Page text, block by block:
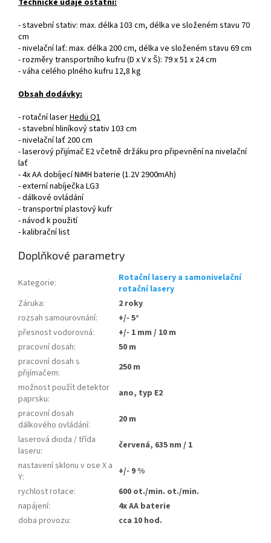
Technické údaje ostatní:
- stavební stativ: max. délka 103 cm, délka ve složeném stavu 70
cm
- nivelační lať: max. délka 200 cm, délka ve složeném stavu 69 cm
- rozměry transportního kufru (D x V x Š): 79 x 51 x 24 cm
- váha celého plného kufru 12,8 kg
Obsah dodávky:
- rotační laserHedü Q1
- stavební hliníkový stativ 103 cm
- nivelační lať 200 cm
- laserový přijímač E2 včetně držáku pro připevnění na nivelační
lať
- 4x AA dobíjecí NiMH baterie (1.2V 2900mAh)
- externí nabíječka LG3
- dálkové ovládání
- transportní plastový kufr
- návod k použití
- kalibrační list
Doplňkové parametry
Kategorie:
Rotační lasery a samonivelační
rotační lasery
Záruka:
2 roky
rozsah samourovnání:
+/- 5°
přesnost vodorovná:
+/- 1 mm / 10 m
pracovní dosah:
50 m
pracovní dosah s
přijímačem:
250 m
možnost použít detektor
paprsku:
ano, typ E2
pracovní dosah
dálkového ovládání:
20 m
laserová dioda / třída
laseru:
červená, 635 nm / 1
nastavení sklonu v ose X a
Y:
+/- 9 %
rychlost rotace:
600 ot./min. ot./min.
napájení:
4x AA baterie
doba provozu: cca 10 hod.